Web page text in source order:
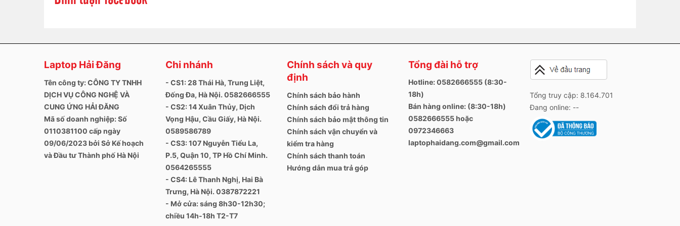
Laptop Hải Đăng
Tên công ty: CÔNG TY TNHH
DỊCH VỤ CÔNG NGHỆ VÀ
CUNG ỨNG HẢI ĐĂNG
Mã số doanh nghiệp: Số
0110381100 cấp ngày
09/06/2023 bởi Sở Kế hoạch
và Đầu tư Thành phố Hà Nội
Chi nhánh
- CS1: 28 Thái Hà, Trung Liệt,
Đống Đa, Hà Nội. 0582666555
- CS2: 14 Xuân Thủy, Dịch
Vọng Hậu, Cầu Giấy, Hà Nội.
0589586789
- CS3: 107 Nguyễn Tiểu La,
P.5, Quận 10, TP Hồ Chí Minh.
0564265555
- CS4: Lê Thanh Nghị, Hai Bà
Trưng, Hà Nội. 0387872221
- Mở cửa: sáng 8h30-12h30;
chiều 14h-18h T2-T7
Chính sách và quy
định
Chính sách bảo hành
Chính sách đổi trả hàng
Chính sách bảo mật thông tin
Chính sách vận chuyển và
kiểm tra hàng
Chính sách thanh toán
Hướng dẫn mua trả góp
Tổng đài hỗ trợ
Hotline: 0582666555 (8:30-
18h)
Bán hàng online: (8:30-18h)
0582666555 hoặc
0972346663
laptophaidang.com@gmail.com
Tổng truy cập: 8.164.701
Đang online: --